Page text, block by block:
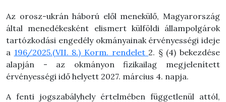
Az orosz-ukrán háború elől menekülő, Magyarország
által menedékesként elismert külföldi állampolgárok
tartózkodási engedély okmányainak érvényességi ideje
a 196/2025.(VII. 8.) Korm. rendelet 2. § (4) bekezdése
alapján - az okmányon fizikailag megjelenített
érvényességi idő helyett 2027. március 4. napja.
A fenti jogszabályhely értelmében függetlenül attól,